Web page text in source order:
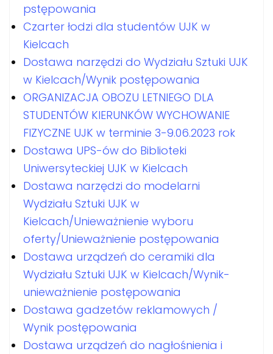
pstępowania
Czarter łodzi dla studentów UJK w
Kielcach
Dostawa narzędzi do Wydziału Sztuki UJK
w Kielcach/Wynik postępowania
ORGANIZACJA OBOZU LETNIEGO DLA
STUDENTÓW KIERUNKÓW WYCHOWANIE
FIZYCZNE UJK w terminie 3-9.06.2023 rok
Dostawa UPS-ów do Biblioteki
Uniwersyteckiej UJK w Kielcach
Dostawa narzędzi do modelarni
Wydziału Sztuki UJK w
Kielcach/Unieważnienie wyboru
oferty/Unieważnienie postępowania
Dostawa urządzeń do ceramiki dla
Wydziału Sztuki UJK w Kielcach/Wynik-
unieważnienie postępowania
Dostawa gadzetów reklamowych /
Wynik postępowania
Dostawa urządzeń do nagłośnienia i